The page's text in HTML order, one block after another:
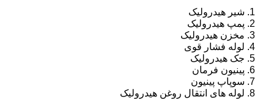
شیر هیدرولیک
پمپ هیدرولیک
مخزن هیدرولیک
لوله فشار قوی
جک هیدرولیک
پینیون فرمان
سوپاپ پینیون
لوله های انتقال روغن هیدرولیک